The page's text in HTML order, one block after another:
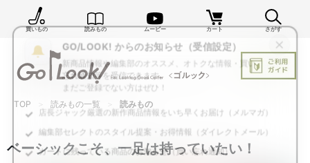
買いもの 読みもの ムービー カート さがす
TOP 読みもの一覧 読みもの
ベーシックこそ、一足は持っていたい！
×
GO/LOOK! からのお知らせ（受信設定）
新商品情報や編集部のオススメ、オトクな情報・買い
忘れ通知等を受信できます。
まだご登録でない方はぜひ！
店長ジャック厳選の新作商品情報をいち早くお届け（メルマガ）
編集部セレクトのスタイル提案・お得情報（ダイレクトメール）